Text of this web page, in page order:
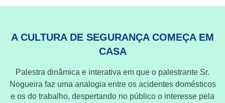
A CULTURA DE SEGURANÇA COMEÇA EM
CASA
Palestra dinâmica e interativa em que o palestrante Sr.
Nogueira faz uma analogia entre os acidentes domésticos
e os do trabalho, despertando no público o interesse pela